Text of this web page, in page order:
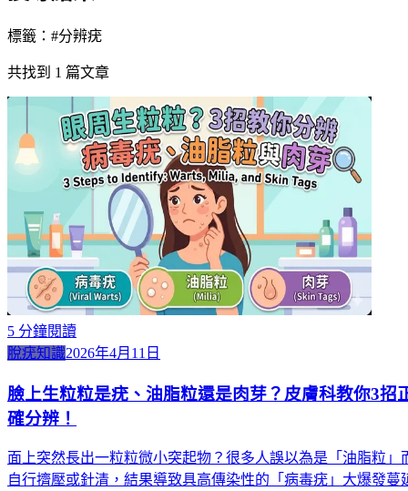
標籤：#分辨疣
共找到 1 篇文章
5 分鐘閱讀
脫疣知識2026年4月11日
臉上生粒粒是疣、油脂粒還是肉芽？皮膚科教你3招
確分辨！
面上突然長出一粒粒微小突起物？很多人誤以為是「油脂粒」
自行擠壓或針清，結果導致具高傳染性的「病毒疣」大爆發蔓